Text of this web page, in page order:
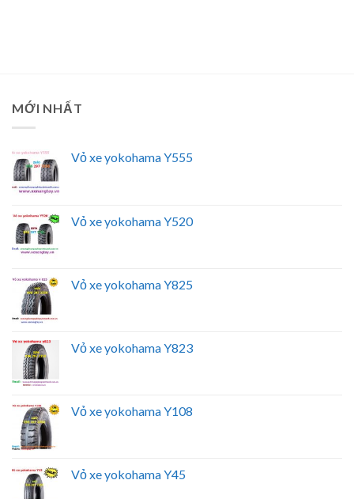
MỚI NHẤT
Vỏ xe yokohama Y555
Vỏ xe yokohama Y520
Vỏ xe yokohama Y825
Vỏ xe yokohama Y823
Vỏ xe yokohama Y108
Vỏ xe yokohama Y45